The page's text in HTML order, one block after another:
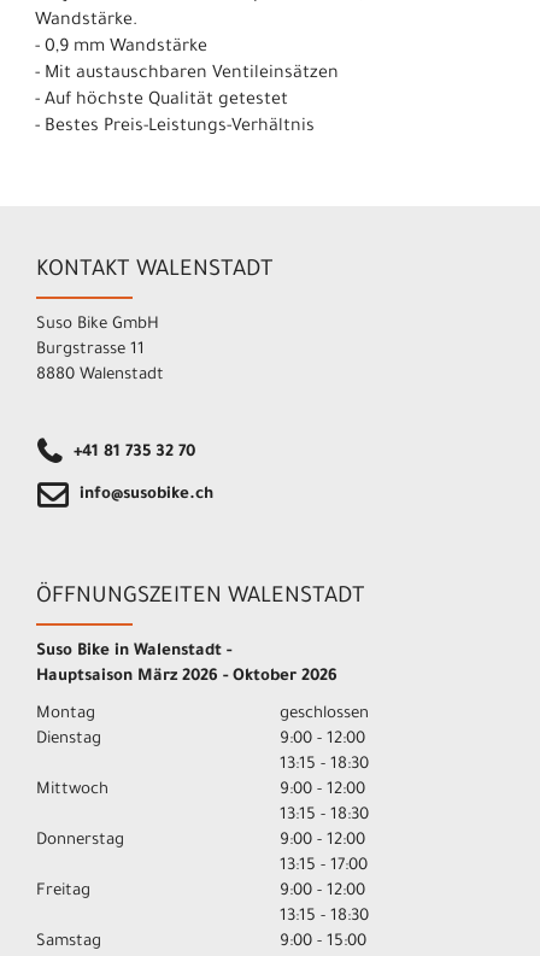
Wandstärke.
- 0,9 mm Wandstärke
- Mit austauschbaren Ventileinsätzen
- Auf höchste Qualität getestet
- Bestes Preis-Leistungs-Verhältnis
KONTAKT WALENSTADT
Suso Bike GmbH
Burgstrasse 11
8880 Walenstadt
+41 81 735 32 70
info@susobike.ch
ÖFFNUNGSZEITEN WALENSTADT
Suso Bike in Walenstadt -
Hauptsaison März 2026 - Oktober 2026
Montag
geschlossen
Dienstag
9:00 - 12:00
13:15 - 18:30
Mittwoch
9:00 - 12:00
13:15 - 18:30
Donnerstag
9:00 - 12:00
13:15 - 17:00
Freitag
9:00 - 12:00
13:15 - 18:30
Samstag
9:00 - 15:00